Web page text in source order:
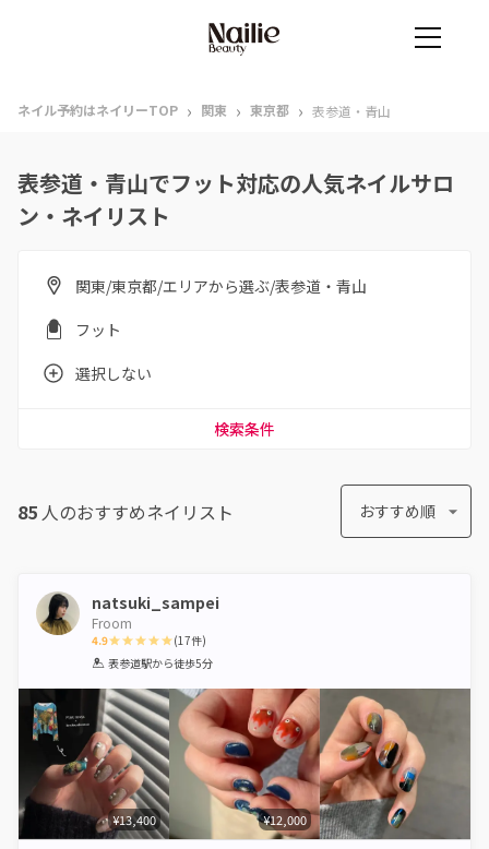
ネイル予約はネイリーTOP › 関東 › 東京都 › 表参道・青山
表参道・青山でフット対応の人気ネイルサロ
ン・ネイリスト
関東/東京都/エリアから選ぶ/表参道・青山
フット
選択しない
検索条件
85 人のおすすめネイリスト おすすめ順
natsuki_sampei
Froom
4.9
1 2 3 4 5
(17件)
表参道駅から徒歩5分
¥13,400 ¥12,000